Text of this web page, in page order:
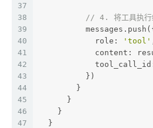
37
38
39
40
41
42
43
44
45
46
47
// 4. 将工具执行
            role:
'tool'
content:
          })
        }
      }
    }
  }